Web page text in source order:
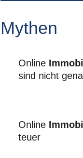
Online
sind nicht
Mythen
Online
teuer